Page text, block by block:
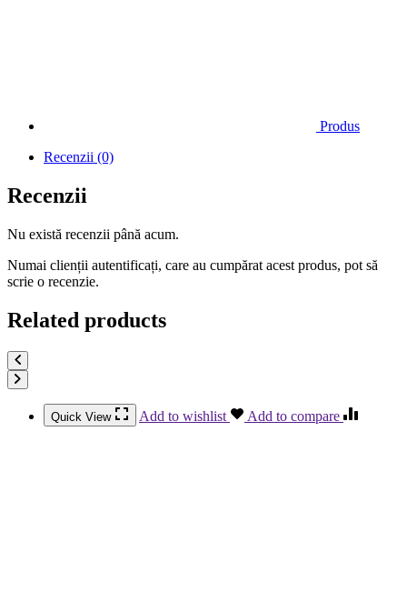
Produs
Recenzii (0)
Recenzii
Nu există recenzii până acum.
Numai clienții autentificați, care au cumpărat acest produs, pot să
scrie o recenzie.
Related products
Quick View Add to wishlist Add to compare